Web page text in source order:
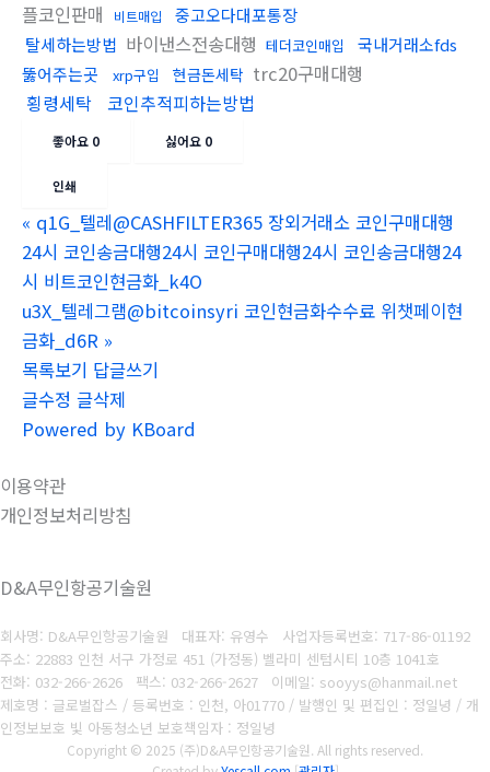
플코인판매
비트매입
중고오다대포통장
탈세하는방법 바이낸스전송대행 테더코인매입
국내거래소fds
뚫어주는곳
xrp구입 현금돈세탁 trc20구매대행
횡령세탁 코인추적피하는방법
좋아요 0 싫어요 0
인쇄
« q1G_텔레@CASHFILTER365 장외거래소 코인구매대행
24시 코인송금대행24시 코인구매대행24시 코인송금대행24
시 비트코인현금화_k4O
u3X_텔레그램@bitcoinsyri 코인현금화수수료 위챗페이현
금화_d6R »
목록보기 답글쓰기
글수정 글삭제
Powered by KBoard
이용약관
개인정보처리방침
D&A무인항공기술원
회사명: D&A무인항공기술원 대표자: 유영수 사업자등록번호: 717-86-01192
주소: 22883 인천 서구 가정로 451 (가정동) 벨라미 센텀시티 10층 1041호
전화: 032-266-2626
팩스: 032-266-2627
이메일: sooyys@hanmail.net
제호명 : 글로벌잡스 / 등록번호 : 인천, 아01770 / 발행인 및 편집인 : 정일녕 / 개
인정보보호 빛 아동청소년 보호책임자 : 정일녕
Copyright © 2025 (주)D&A무인항공기술원. All rights reserved.